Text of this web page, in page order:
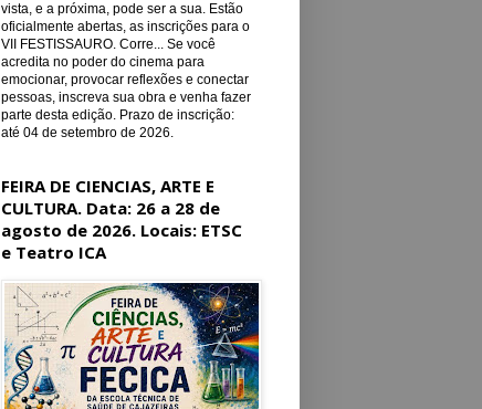
vista, e a próxima, pode ser a sua. Estão
oficialmente abertas, as inscrições para o
VII FESTISSAURO. Corre... Se você
acredita no poder do cinema para
emocionar, provocar reflexões e conectar
pessoas, inscreva sua obra e venha fazer
parte desta edição. Prazo de inscrição:
até 04 de setembro de 2026.
FEIRA DE CIENCIAS, ARTE E
CULTURA. Data: 26 a 28 de
agosto de 2026. Locais: ETSC
e Teatro ICA